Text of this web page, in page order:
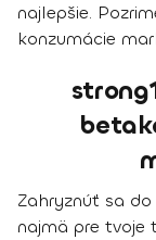
najlepšie.
konzumácie
Zahryznúť sa
najmä pre tvoje